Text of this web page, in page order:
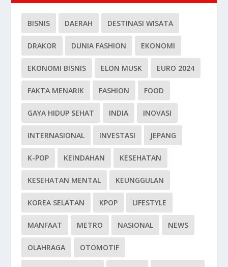
BISNIS DAERAH DESTINASI WISATA
DRAKOR DUNIA FASHION EKONOMI
EKONOMI BISNIS ELON MUSK EURO 2024
FAKTA MENARIK FASHION FOOD
GAYA HIDUP SEHAT INDIA INOVASI
INTERNASIONAL INVESTASI JEPANG
K-POP KEINDAHAN KESEHATAN
KESEHATAN MENTAL KEUNGGULAN
KOREA SELATAN KPOP LIFESTYLE
MANFAAT METRO NASIONAL NEWS
OLAHRAGA OTOMOTIF